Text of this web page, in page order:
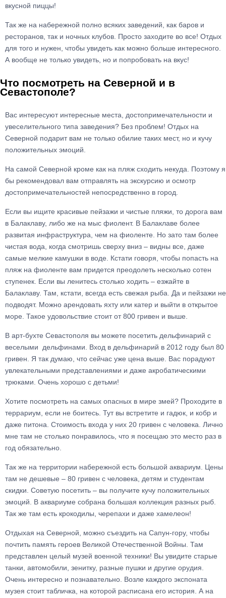
вкусной пиццы!
Так же на набережной полно всяких заведений, как баров и
ресторанов, так и ночных клубов. Просто заходите во все! Отдых
для того и нужен, чтобы увидеть как можно больше интересного.
А вообще не только увидеть, но и попробовать на вкус!
Что посмотреть на Северной и в
Севастополе?
Вас интересуют интересные места, достопримечательности и
увеселительного типа заведения? Без проблем! Отдых на
Северной подарит вам не только обилие таких мест, но и кучу
положительных эмоций.
На самой Северной кроме как на пляж сходить некуда. Поэтому я
бы рекомендовал вам отправлять на экскурсию и осмотр
достопримечательностей непосредственно в город.
Если вы ищите красивые пейзажи и чистые пляжи, то дорога вам
в Балаклаву, либо же на мыс фиолент. В Балаклаве более
развитая инфраструктура, чем на фиоленте. Но зато там более
чистая вода, когда смотришь сверху вниз – видны все, даже
самые мелкие камушки в воде. Кстати говоря, чтобы попасть на
пляж на фиоленте вам придется преодолеть несколько сотен
ступенек. Если вы ленитесь столько ходить – езжайте в
Балаклаву. Там, кстати, всегда есть свежая рыба. Да и пейзажи не
подводят. Можно арендовать яхту или катер и выйти в открытое
море. Такое удовольствие стоит от 800 гривен и выше.
В арт-бухте Севастополя вы можете посетить дельфинарий с
веселыми дельфинами. Вход в дельфинарий в 2012 году был 80
гривен. Я так думаю, что сейчас уже цена выше. Вас порадуют
увлекательными представлениями и даже акробатическими
трюками. Очень хорошо с детьми!
Хотите посмотреть на самых опасных в мире змей? Проходите в
террариум, если не боитесь. Тут вы встретите и гадюк, и кобр и
даже питона. Стоимость входа у них 20 гривен с человека. Лично
мне там не столько понравилось, что я посещаю это место раз в
год обязательно.
Так же на территории набережной есть большой аквариум. Цены
там не дешевые – 80 гривен с человека, детям и студентам
скидки. Советую посетить – вы получите кучу положительных
эмоций. В аквариуме собрана большая коллекция разных рыб.
Так же там есть крокодилы, черепахи и даже хамелеон!
Отдыхая на Северной, можно съездить на Сапун-гору, чтобы
почтить память героев Великой Отечественной Войны. Там
представлен целый музей военной техники! Вы увидите старые
танки, автомобили, зенитку, разные пушки и другие орудия.
Очень интересно и познавательно. Возле каждого экспоната
музея стоит табличка, на которой расписана его история. А на